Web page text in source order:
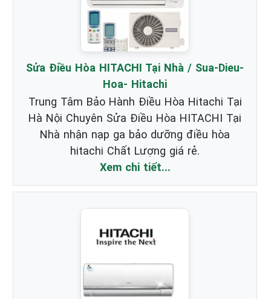
Sửa Điều Hòa HITACHI Tại Nhà / Sua-Dieu-
Hoa- Hitachi
Trung Tâm Bảo Hành Điều Hòa Hitachi Tại
Hà Nội Chuyên Sửa Điều Hòa HITACHI Tại
Nhà nhận nạp ga bảo dưỡng điều hòa
hitachi Chất Lượng giá rẻ.
Xem chi tiết...